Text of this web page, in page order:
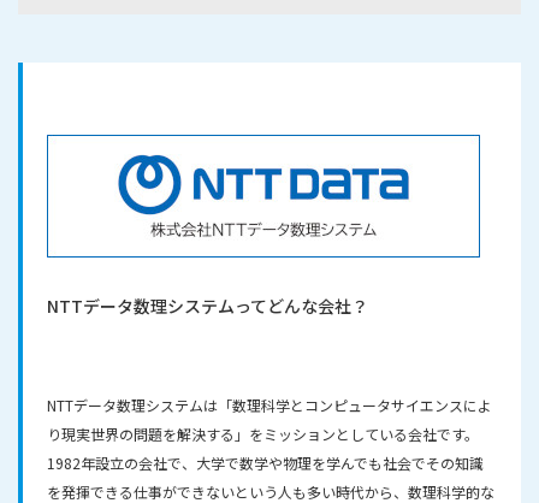
NTTデータ数理システムってどんな会社？
NTTデータ数理システムは「数理科学とコンピュータサイエンスによ
り現実世界の問題を解決する」をミッションとしている会社です。
1982年設立の会社で、大学で数学や物理を学んでも社会でその知識
を発揮できる仕事ができないという人も多い時代から、数理科学的な